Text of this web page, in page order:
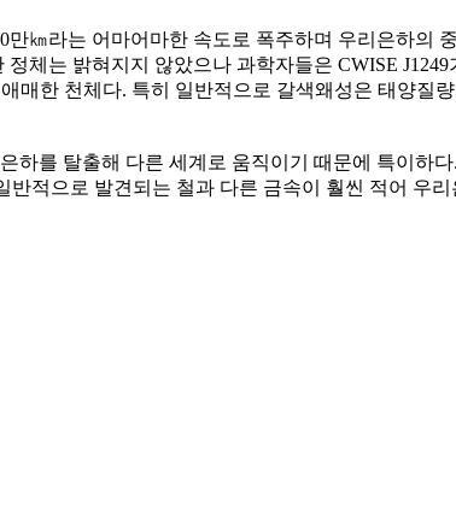
만㎞라는 어마어마한 속도로 폭주하며 우리은하
체는 밝혀지지 않았으나 과학자들은 CWISE
한 천체다. 특히 일반적으로 갈색왜성은 태양질
하를 탈출해 다른 세계로 움직이기 때문에 특이하
반적으로 발견되는 철과 다른 금속이 훨씬 적어 우